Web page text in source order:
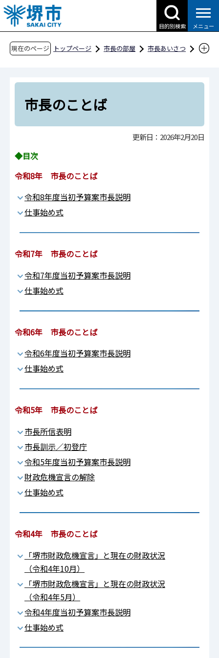
こ
の
ペ
目的別検索 メニュー
現在のページ トップページ 市長の部屋
市長あいさつ
市長のことば
更新日：2026年2月20日
◆目次
令和8年 市長のことば
令和8年度当初予算案市長説明
仕事始め式
令和7年 市長のことば
令和7年度当初予算案市長説明
仕事始め式
令和6年 市長のことば
令和6年度当初予算案市長説明
仕事始め式
令和5年 市長のことば
市長所信表明
市長訓示／初登庁
令和5年度当初予算案市長説明
財政危機宣言の解除
仕事始め式
令和4年 市長のことば
「堺市財政危機宣言」と現在の財政状況
（令和4年10月）
「堺市財政危機宣言」と現在の財政状況
（令和4年5月）
令和4年度当初予算案市長説明
仕事始め式